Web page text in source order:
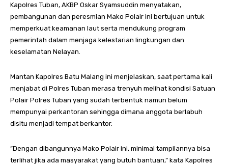
Kapolres Tuban, AKBP Oskar Syamsuddin menyatakan,
pembangunan dan peresmian Mako Polair ini bertujuan untuk
memperkuat keamanan laut serta mendukung program
pemerintah dalam menjaga kelestarian lingkungan dan
keselamatan Nelayan.
Mantan Kapolres Batu Malang ini menjelaskan, saat pertama kali
menjabat di Polres Tuban merasa trenyuh melihat kondisi Satuan
Polair Polres Tuban yang sudah terbentuk namun belum
mempunyai perkantoran sehingga dimana anggota berlabuh
disitu menjadi tempat berkantor.
”Dengan dibangunnya Mako Polair ini, minimal tampilannya bisa
terlihat jika ada masyarakat yang butuh bantuan,” kata Kapolres